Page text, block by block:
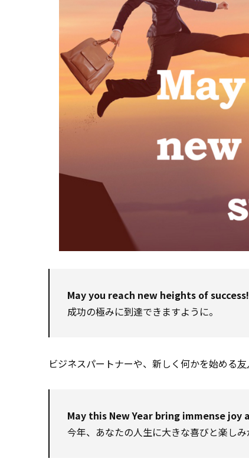
May you reach new heights of success!
成功の極みに到達できますように。
ビジネスパートナーや、新しく何かを始める
May this New Year bring immense
今年、あなたの人生に大きな喜びと楽しみ